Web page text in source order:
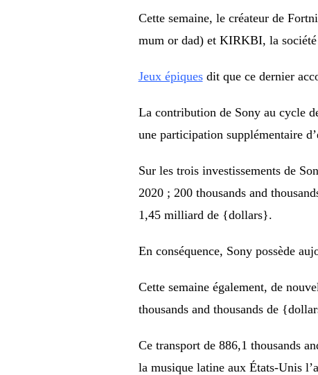
Cette semaine, le créateur de
mum or dad) et KIRKBI, la
Jeux épiquesdit que ce dernier
La contribution de Sony au cycle
une participation supplémentaire
Sur les trois investissements de
2020 ; 200 thousands and
1,45 milliard de {dollars}.
En conséquence, Sony possède
Cette semaine également, de
thousands and thousands de
Ce transport de 886,1 thousands
la musique latine aux États-Unis